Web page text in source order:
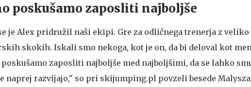
poskušamo zaposliti najboljše
je Alex pridružil naši ekipi. Gre za odličnega trenerja z veliko
skokih. Iskali smo nekoga, kot je on, da bi deloval kot
zaposliti najboljše med najboljšimi, da se lahko
naprej razvijajo," so pri skijumping.pl povzeli besede